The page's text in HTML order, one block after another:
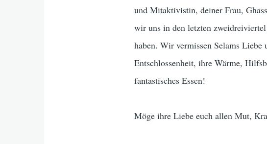
und Mitaktivistin, deiner Frau,
wir uns in den letzten
haben. Wir vermissen Selams
Entschlossenheit, ihre Wärme,
fantastisches Essen!
Möge ihre Liebe euch allen Mut,